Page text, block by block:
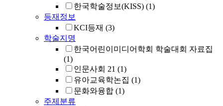
한국학술정보(KISS) (1)
등재정보
KCI등재 (3)
학술지명
한국어린이미디어학회 학술대회 자료집
(1)
인문사회 21 (1)
유아교육학논집 (1)
문화와융합 (1)
주제분류